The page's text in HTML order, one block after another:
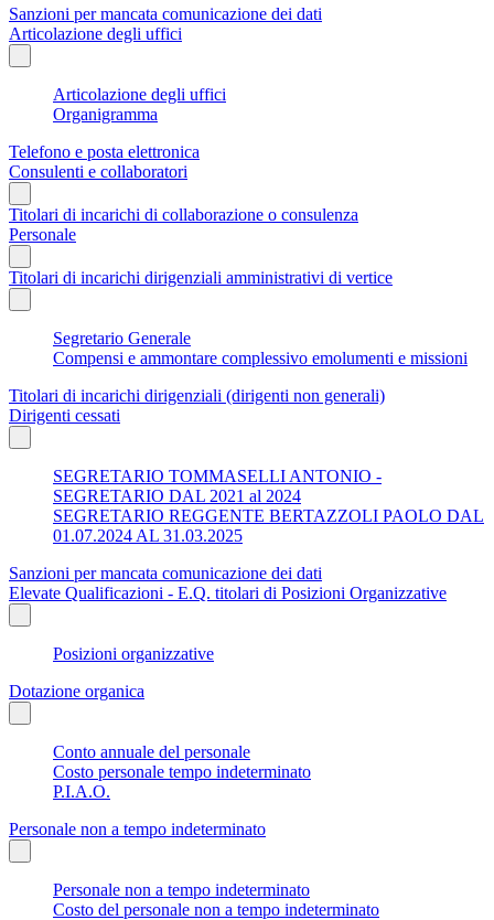
Sanzioni per mancata comunicazione dei dati
Articolazione degli uffici
Articolazione degli uffici
Organigramma
Telefono e posta elettronica
Consulenti e collaboratori
Titolari di incarichi di collaborazione o consulenza
Personale
Titolari di incarichi dirigenziali amministrativi di vertice
Segretario Generale
Compensi e ammontare complessivo emolumenti e missioni
Titolari di incarichi dirigenziali (dirigenti non generali)
Dirigenti cessati
SEGRETARIO TOMMASELLI ANTONIO -
SEGRETARIO DAL 2021 al 2024
SEGRETARIO REGGENTE BERTAZZOLI PAOLO DAL
01.07.2024 AL 31.03.2025
Sanzioni per mancata comunicazione dei dati
Elevate Qualificazioni - E.Q. titolari di Posizioni Organizzative
Posizioni organizzative
Dotazione organica
Conto annuale del personale
Costo personale tempo indeterminato
P.I.A.O.
Personale non a tempo indeterminato
Personale non a tempo indeterminato
Costo del personale non a tempo indeterminato